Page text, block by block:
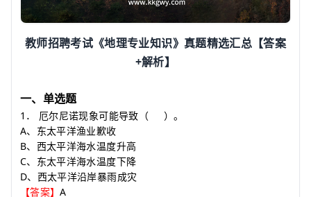
教师招聘考试《地理专业知识》真题精选汇总【答案
+解析】
一、单选题
1 ． 厄尔尼诺现象可能导致 （ ）。
A、东太平洋渔业歉收
B、西太平洋海水温度升高
C、东太平洋海水温度下降
D、西太平洋沿岸暴雨成灾
【答案】A